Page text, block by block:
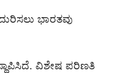
ಭಾರತವು
ವಿಶೇಷ ಪರಿಣತಿ